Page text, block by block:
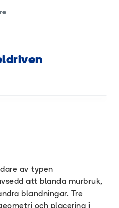
av typen
att blanda murbruk,
blandningar. Tre